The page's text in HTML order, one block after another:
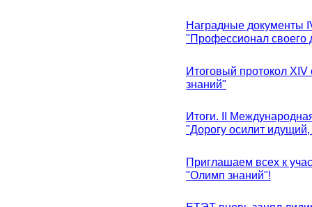
Наградные документы
"Профессионал своего
Итоговый протокол
знаний"
Итоги. II
"Дорогу осилит
Приглашаем всех к
"Олимп знаний"!